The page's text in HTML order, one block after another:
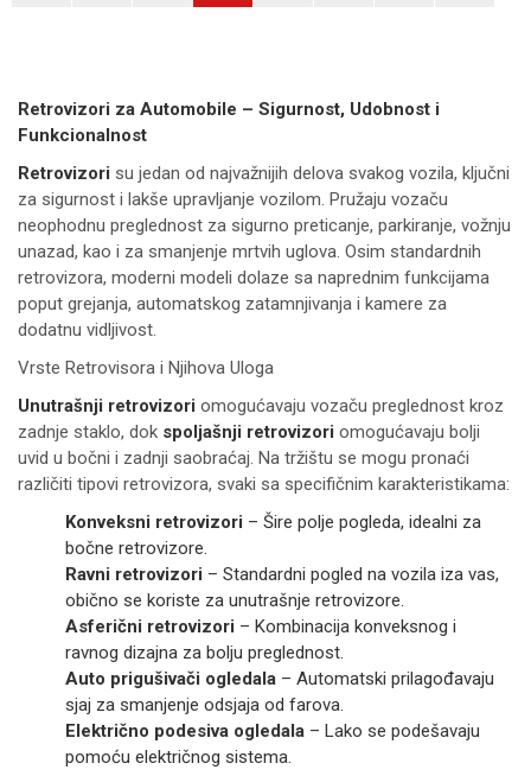
Retrovizori za Automobile – Sigurnost, Udobnost i
Funkcionalnost
Retrovizori su jedan od najvažnijih delova svakog vozila, ključni
za sigurnost i lakše upravljanje vozilom. Pružaju vozaču
neophodnu preglednost za sigurno preticanje, parkiranje, vožnju
unazad, kao i za smanjenje mrtvih uglova. Osim standardnih
retrovizora, moderni modeli dolaze sa naprednim funkcijama
poput grejanja, automatskog zatamnjivanja i kamere za
dodatnu vidljivost.
Vrste Retrovisora i Njihova Uloga
Unutrašnji retrovizori omogućavaju vozaču preglednost kroz
zadnje staklo, dok spoljašnji retrovizori omogućavaju bolji
uvid u bočni i zadnji saobraćaj. Na tržištu se mogu pronaći
različiti tipovi retrovizora, svaki sa specifičnim karakteristikama:
Konveksni retrovizori – Šire polje pogleda, idealni za
bočne retrovizore.
Ravni retrovizori – Standardni pogled na vozila iza vas,
obično se koriste za unutrašnje retrovizore.
Asferični retrovizori – Kombinacija konveksnog i
ravnog dizajna za bolju preglednost.
Auto prigušivači ogledala – Automatski prilagođavaju
sjaj za smanjenje odsjaja od farova.
Električno podesiva ogledala – Lako se podešavaju
pomoću električnog sistema.